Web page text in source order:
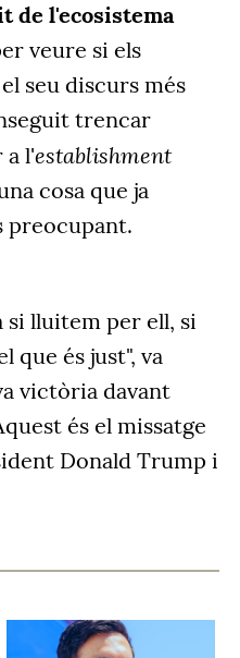
de l'ecosistema
veure si els
seu discurs més
trencar
a l'establishment
cosa que ja
preocupant.
si lluitem per ell, si
que és just", va
victòria davant
és el missatge
Donald Trump i